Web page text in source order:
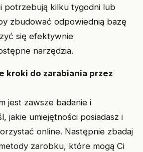
potrzebują kilku tygodni lub
zbudować odpowiednią bazę
się efektywnie
narzędzia.
kroki do zarabiania przez
jest zawsze badanie i
jakie umiejętności posiadasz i
online. Następnie zbadaj
zarobku, które mogą Ci